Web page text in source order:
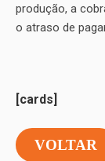
produção, a
o atraso de
[cards]
VOLTAR